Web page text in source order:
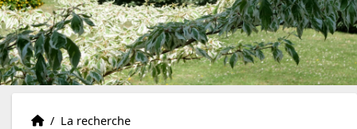
Accueil
Accueil
/ La recherche